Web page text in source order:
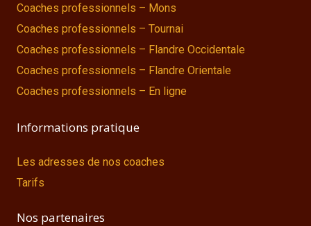
Coaches professionnels – Mons
Coaches professionnels – Tournai
Coaches professionnels – Flandre Occidentale
Coaches professionnels – Flandre Orientale
Coaches professionnels – En ligne
Informations pratique
Les adresses de nos coaches
Tarifs
Nos partenaires